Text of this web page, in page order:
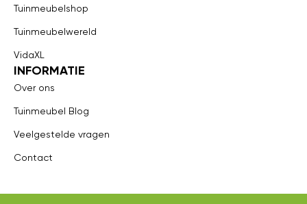
Tuinmeubelshop
Tuinmeubelwereld
VidaXL
INFORMATIE
Over ons
Tuinmeubel Blog
Veelgestelde vragen
Contact